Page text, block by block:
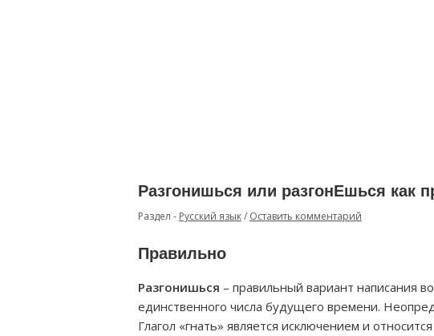
Разгонишься или разгонЕшься как
Раздел - Русский язык/ Оставить комментарий
Правильно
Разгонишься – правильный вариант написания
единственного числа будущего времени.
Глагол «гнать» является исключением и